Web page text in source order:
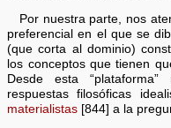
Por nuestra parte, nos
preferencial en el que se
(que corta al dominio)
los conceptos que tienen
Desde esta
respuestas filosóficas
materialistas [844] a la